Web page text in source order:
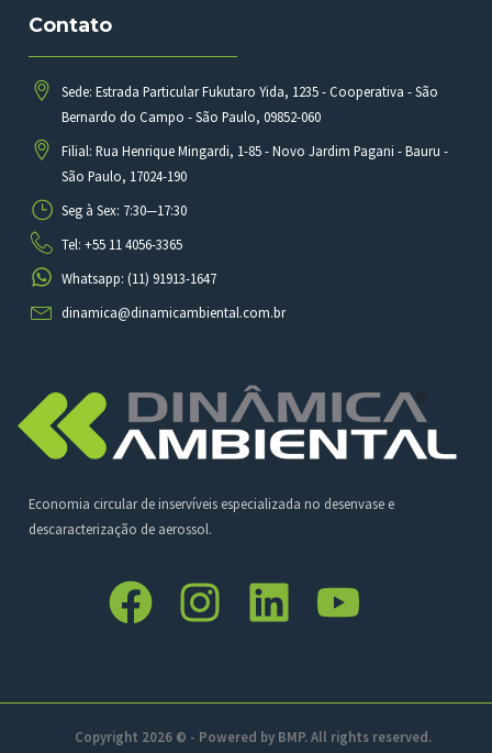
Economia circular de inservíveis especializada no desenvase e
descaracterização de aerossol.
Contato
Sede: Estrada Particular Fukutaro Yida, 1235 - Cooperativa - São
Bernardo do Campo - São Paulo, 09852-060
Filial: Rua Henrique Mingardi, 1-85 - Novo Jardim Pagani - Bauru -
São Paulo, 17024-190
Seg à Sex: 7:30—17:30
Tel: +55 11 4056-3365
Whatsapp: (11) 91913-1647
dinamica@dinamicambiental.com.br
Copyright 2026 © - Powered by BMP. All rights reserved.